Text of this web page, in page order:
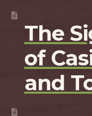
The
of
and